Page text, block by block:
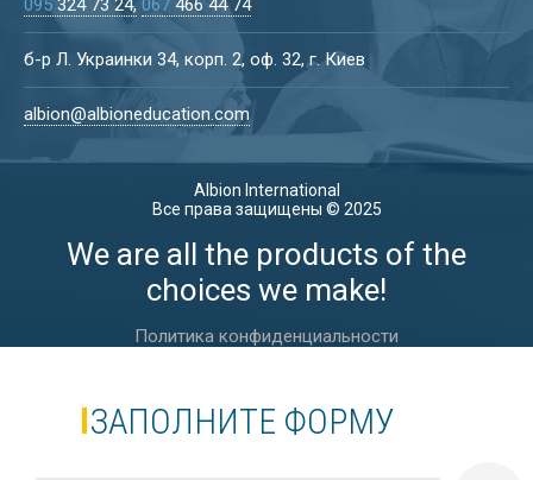
095 324 73 24 067 466 44 74
б-р Л. Украинки 34, корп. 2, оф. 32, г. Киев
albion@albioneducation.com
Albion International
Все права защищены © 2025
We are all the products of the
choices we make!
Политика конфиденциальности
ЗАПОЛНИТЕ ФОРМУ